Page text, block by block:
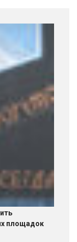
площадок